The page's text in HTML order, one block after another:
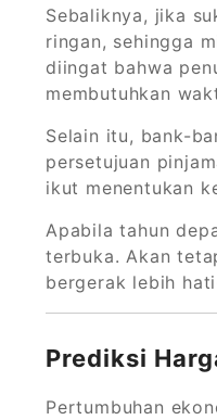
Sebaliknya, jika
ringan, sehingga
diingat bahwa
membutuhkan
Selain itu, bank-
persetujuan
ikut menentukan
Apabila tahun
terbuka. Akan
bergerak lebih
Prediksi
Pertumbuhan